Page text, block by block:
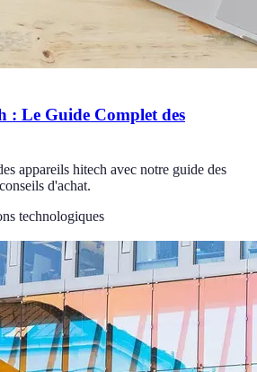
: Le Guide Complet des
appareils hitech avec notre guide des
d'achat.
technologiques